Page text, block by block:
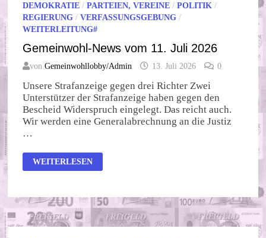
DEMOKRATIE /PARTEIEN, VEREINE /POLITIK /
REGIERUNG /VERFASSUNGSGEBUNG /
WEITERLEITUNG#
Gemeinwohl-News vom 11. Juli 2026
vonGemeinwohllobby/Admin 13. Juli 2026 0
Unsere Strafanzeige gegen drei Richter Zwei
Unterstützer der Strafanzeige haben gegen den
Bescheid Widerspruch eingelegt. Das reicht auch.
Wir werden eine Generalabrechnung an die Justiz
…
GEMEINWOHL-
NEWS
2026
WEITERLESEN